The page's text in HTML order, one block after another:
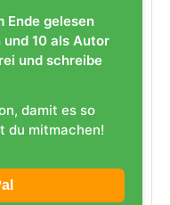
10 als Autor
und schreibe
du mitmachen!